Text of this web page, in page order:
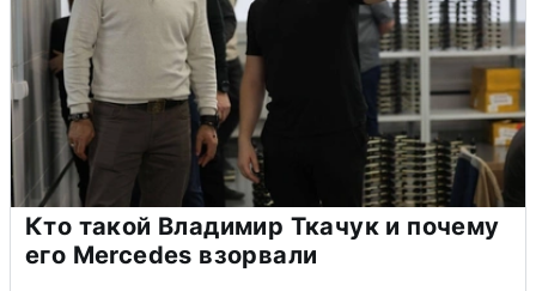
Кто такой Владимир Ткачук и почему
его Mercedes взорвали